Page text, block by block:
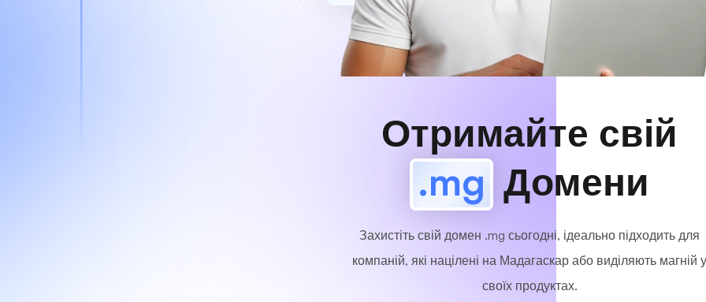
Отримайте свій
.mg Домени
Захистіть свій домен .mg сьогодні, ідеально підходить для
компаній, які націлені на Мадагаскар або виділяють магній у
своїх продуктах.